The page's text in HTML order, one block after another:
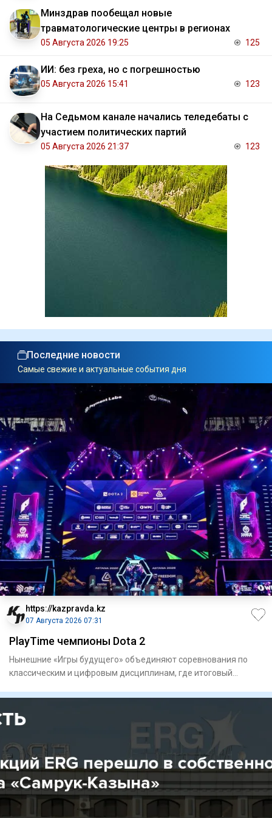
Минздрав пообещал новые
травматологические центры в регионах
05 Августа 2026 19:25 125
ИИ: без греха, но с погрешностью
05 Августа 2026 15:41 123
На Седьмом канале начались теледебаты с
участием политических партий
05 Августа 2026 21:37 123
Последние новости
Самые свежие и актуальные события дня
https://kazpravda.kz
07 Августа 2026 07:31
PlayTime чемпионы Dota 2
Нынешние «Игры будущего» объединяют соревнования по
классическим и цифровым дисциплинам, где итоговый